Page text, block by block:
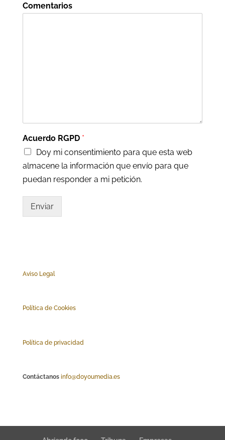
Comentarios
Acuerdo RGPD *
Doy mi consentimiento para que esta web
almacene la información que envío para que
puedan responder a mi petición.
Enviar
Aviso Legal
Política de Cookies
Política de privacidad
Contáctanos info@doyoumedia.es